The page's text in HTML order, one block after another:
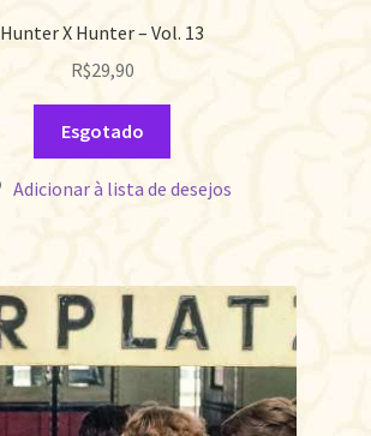
Hunter X Hunter – Vol. 13
R$29,90
Esgotado
Adicionar à lista de desejos